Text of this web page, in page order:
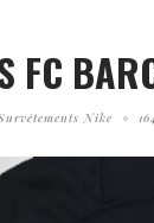
FC
Nike